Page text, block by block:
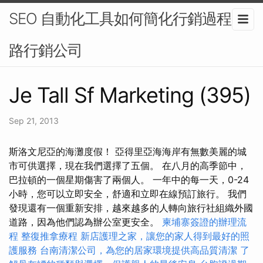
SEO 自動化工具如何簡化行銷過程-網
路行銷公司
Je Tall Sf Marketing (395)
Sep 21, 2013
斯洛文尼亞的海灘度假！ 亞得里亞海海岸有無數美麗的城
市可供選擇，現在我們選擇了五個。 在八月的高季節中，
巴拉頓的一個星期傷害了兩個人。 一年中的每一天，0-24
小時，您可以立即安全，舒適和立即在線預訂旅行。 我們
發現還有一個重新安排，越來越多的人轉向旅行社組織外國
道路，因為他們認為辦公室更安全。 柬埔寨簽證的辦理流
程 整復推拿療程 新店護理之家，讓您的家人得到最好的照
護服務 台南清潔公司，為您的居家環境提供高品質清潔 了